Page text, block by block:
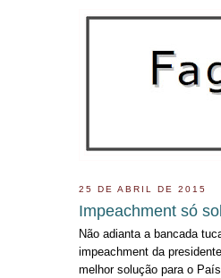
25 DE ABRIL DE 2015
Impeachment só
Não adianta a bancada
impeachment da
melhor solução para o